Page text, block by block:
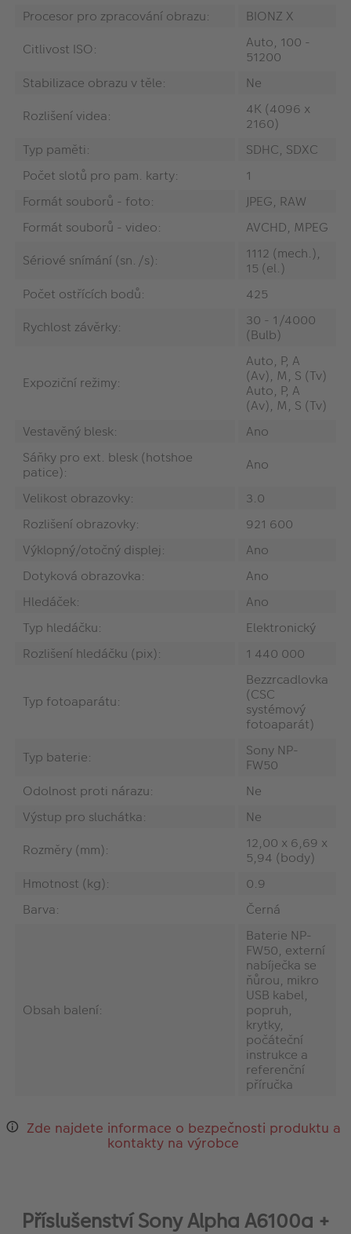
Procesor pro zpracování obrazu:
BIONZ X
Citlivost ISO:
Auto, 100 -
51200
Stabilizace obrazu v těle:
Ne
Rozlišení videa:
4K (4096 x
2160)
Typ paměti:
SDHC, SDXC
Počet slotů pro pam. karty:
‎1
Formát souborů - foto:
JPEG, RAW
Formát souborů - video:
AVCHD, MPEG
Sériové snímání (sn./s):
‎1112 (mech.),
15 (el.)
Počet ostřících bodů:
425
Rychlost závěrky:
‎30 - 1/4000
(Bulb)
Expoziční režimy:
‎Auto, P, A
(Av), M, S (Tv)
Auto, P, A
(Av), M, S (Tv)
Vestavěný blesk:
Ano
Sáňky pro ext. blesk (hotshoe
patice):
Ano
Velikost obrazovky:
3.0
Rozlišení obrazovky:
‎921 600
Výklopný/otočný displej:
Ano
Dotyková obrazovka:
Ano
Hledáček:
Ano
Typ hledáčku:
Elektronický
Rozlišení hledáčku (pix):
1 440 000
Typ fotoaparátu:
Bezzrcadlovka
(CSC
systémový
fotoaparát)
Typ baterie:
Sony NP-
FW50
Odolnost proti nárazu:
Ne
Výstup pro sluchátka:
Ne
Rozměry (mm):
‎12,00 x 6,69 x
5,94 (body)
Hmotnost (kg):
0.9
Barva:
Černá
Obsah balení:
Baterie NP-
FW50, externí
nabíječka se
ňůrou, mikro
USB kabel,
popruh,
krytky,
počáteční
instrukce a
referenční
příručka
Zde najdete informace o bezpečnosti produktu a
kontakty na výrobce
Příslušenství Sony Alpha A6100a +